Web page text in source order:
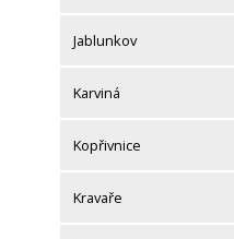
Jablunkov
Karviná
Kopřivnice
Kravaře